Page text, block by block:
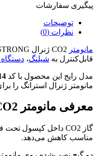
پیگیری سفارشات
توضیحات
نظرات (0)
مانومتر
قابل‌کنترل به شیلنگ،
مدل رایج این محصول با کد
مانومتر ژنرال استرانگ
معرفی مانومتر CO2 ژنرال استرانگ
مناسب کاهش می‌دهد.